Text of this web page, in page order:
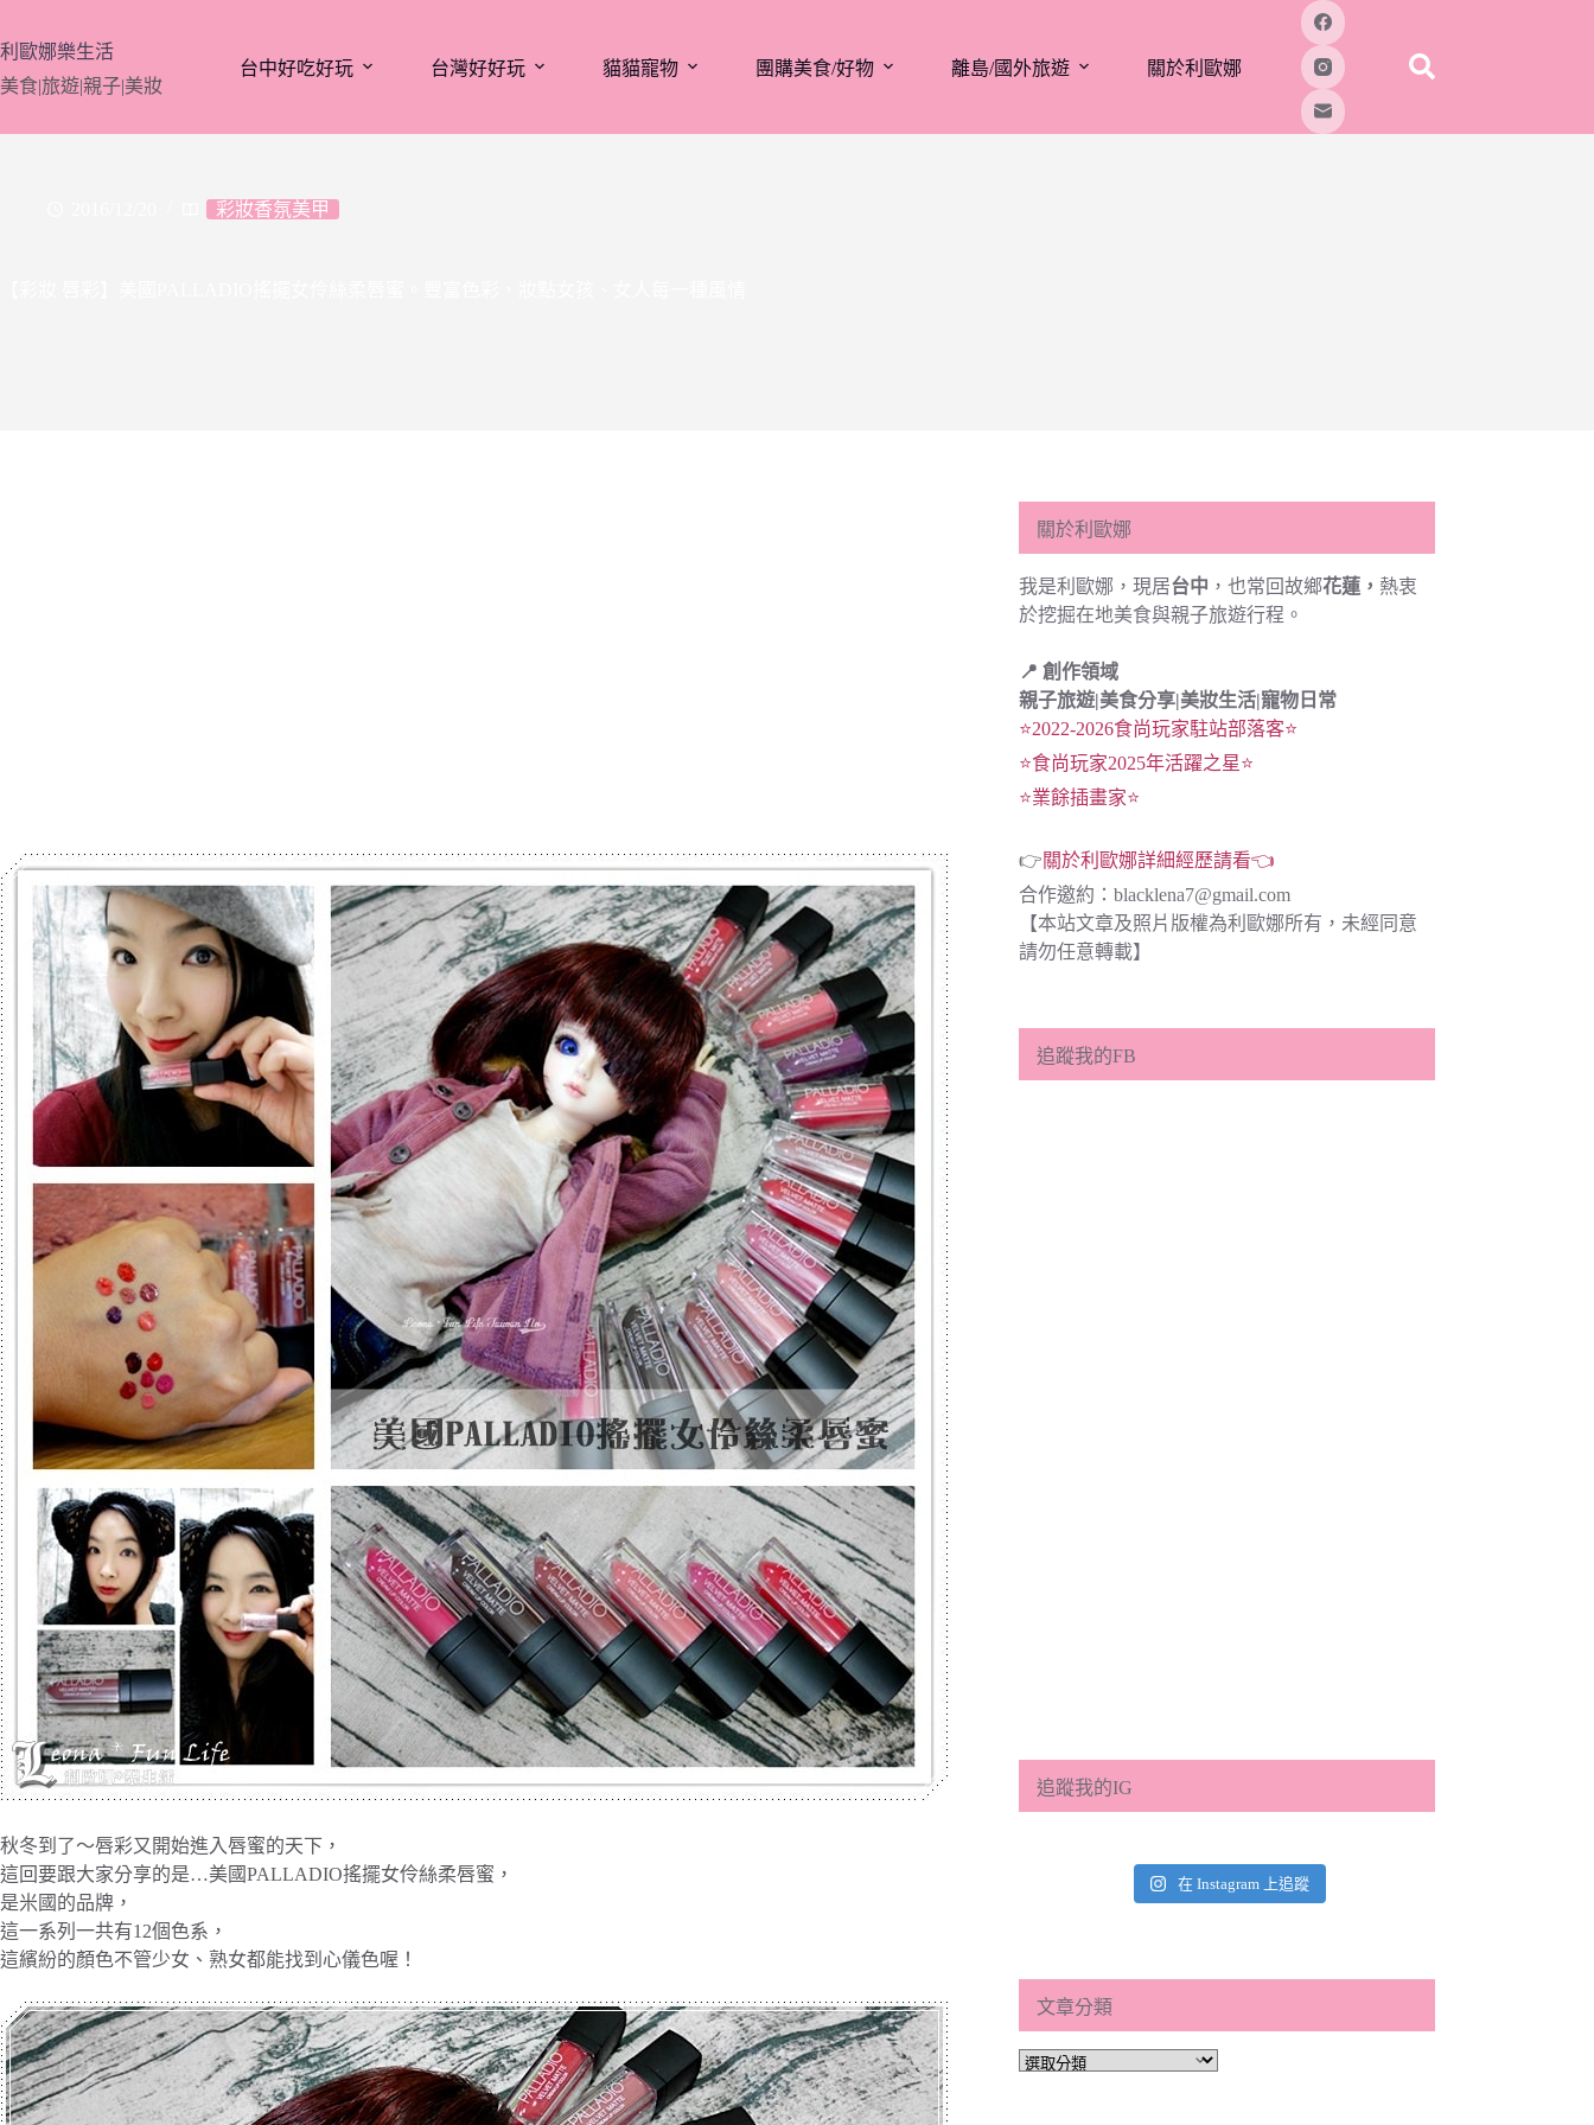
至
主
要
利歐娜樂生活
美食|旅遊|親子|美妝
台中好吃好玩 台灣好好玩 貓貓寵物 團購美食/好物 離島/國外旅遊 關於利歐娜
彩妝香氛美甲
秋冬到了～唇彩又開始進入唇蜜的天下，
這回要跟大家分享的是…美國PALLADIO搖擺女伶絲柔唇蜜，
是米國的品牌，
這一系列一共有12個色系，
這繽紛的顏色不管少女、熟女都能找到心儀色喔！
關於利歐娜
我是利歐娜，現居台中 ，也常回故鄉花蓮， 熱衷
於挖掘在地美食與親子旅遊行程。
📍 創作領域
親子旅遊|美食分享|美妝生活|寵物日常
⭐2022-2026食尚玩家駐站部落客⭐
⭐食尚玩家2025年活躍之星⭐
⭐業餘插畫家⭐
👉關於利歐娜詳細經歷請看👈
合作邀約： blacklena7@gmail.com
【本站文章及照片版權為利歐娜所有，未經同意
請勿任意轉載】
追蹤我的FB
追蹤我的IG
在 Instagram 上追蹤
文章分類
文